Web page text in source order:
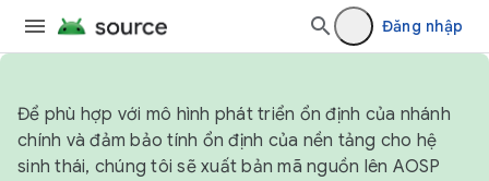
Đăng nhập
Để phù hợp với mô hình phát triển ổn định của nhánh
chính và đảm bảo tính ổn định của nền tảng cho hệ
sinh thái, chúng tôi sẽ xuất bản mã nguồn lên AOSP